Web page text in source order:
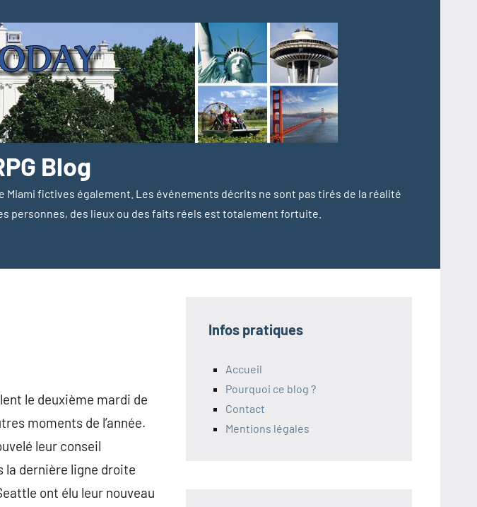
Blog
fictives également. Les événements décrits ne sont pas tirés de la réalité
personnes, des lieux ou des faits réels est totalement fortuite.
le deuxième mardi de
moments de l’année.
leur conseil
la dernière ligne droite
ont élu leur nouveau
Infos pratiques
Accueil
Pourquoi ce blog ?
Contact
Mentions légales